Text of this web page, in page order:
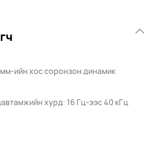
мм-ийн хос соронзон динамик
хурд: 16 Гц-ээс 40 кГц